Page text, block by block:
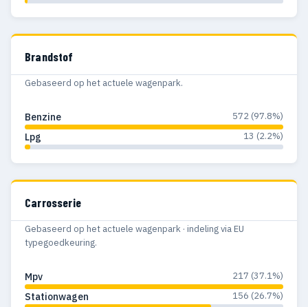
Brandstof
Gebaseerd op het actuele wagenpark.
Benzine 572 (97.8%)
Lpg 13 (2.2%)
Carrosserie
Gebaseerd op het actuele wagenpark · indeling via EU
typegoedkeuring.
Mpv 217 (37.1%)
Stationwagen 156 (26.7%)